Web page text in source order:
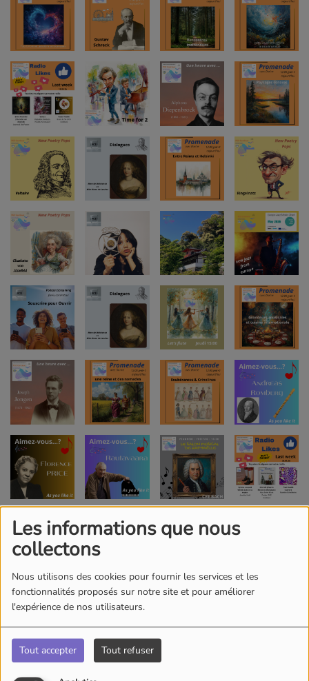
Les informations que nous
collectons
Nous utilisons des cookies pour fournir les services et les
fonctionnalités proposés sur notre site et pour améliorer
l'expérience de nos utilisateurs.
Tout accepter Tout refuser